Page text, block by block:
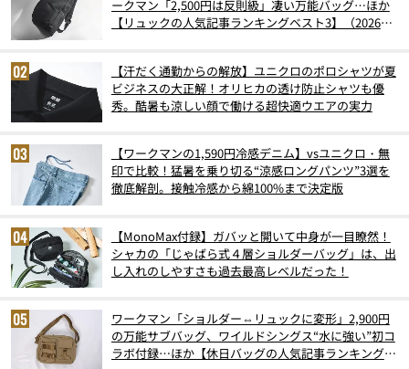
ークマン「2,500円は反則級」凄い万能バッグ…ほか
【リュックの人気記事ランキングベスト3】（2026年
【汗だく通勤からの解放】ユニクロのポロシャツが夏
ビジネスの大正解！オリヒカの透け防止シャツも優
秀。酷暑も涼しい顔で働ける超快適ウエアの実力
【ワークマンの1,590円冷感デニム】vsユニクロ・無
印で比較！猛暑を乗り切る“涼感ロングパンツ”3選を
徹底解剖。接触冷感から綿100%まで決定版
【MonoMax付録】ガバッと開いて中身が一目瞭然！
シャカの「じゃばら式４層ショルダーバッグ」は、出
し入れのしやすさも過去最高レベルだった！
ワークマン「ショルダー⇔リュックに変形」2,900円
の万能サブバッグ、ワイルドシングス“水に強い”初コ
ラボ付録…ほか【休日バッグの人気記事ランキングベ